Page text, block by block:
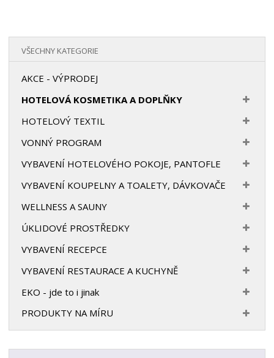
VŠECHNY KATEGORIE
AKCE - VÝPRODEJ
HOTELOVÁ KOSMETIKA A DOPLŇKY
HOTELOVÝ TEXTIL
VONNÝ PROGRAM
VYBAVENÍ HOTELOVÉHO POKOJE, PANTOFLE
VYBAVENÍ KOUPELNY A TOALETY, DÁVKOVAČE
WELLNESS A SAUNY
ÚKLIDOVÉ PROSTŘEDKY
VYBAVENÍ RECEPCE
VYBAVENÍ RESTAURACE A KUCHYNĚ
EKO - jde to i jinak
PRODUKTY NA MÍRU